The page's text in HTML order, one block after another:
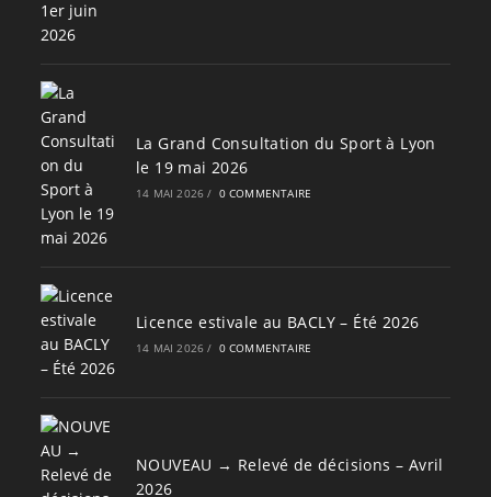
La Grand Consultation du Sport à Lyon
le 19 mai 2026
14 MAI 2026 / 0 COMMENTAIRE
Licence estivale au BACLY – Été 2026
14 MAI 2026 / 0 COMMENTAIRE
NOUVEAU → Relevé de décisions – Avril
2026